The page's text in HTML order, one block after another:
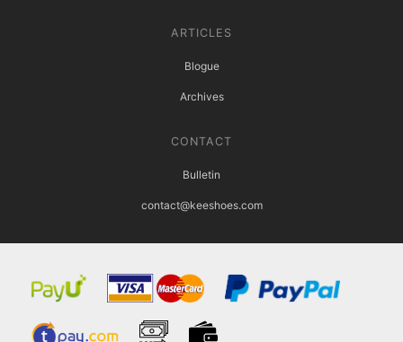
ARTICLES
Blogue
Archives
CONTACT
Bulletin
contact@keeshoes.com